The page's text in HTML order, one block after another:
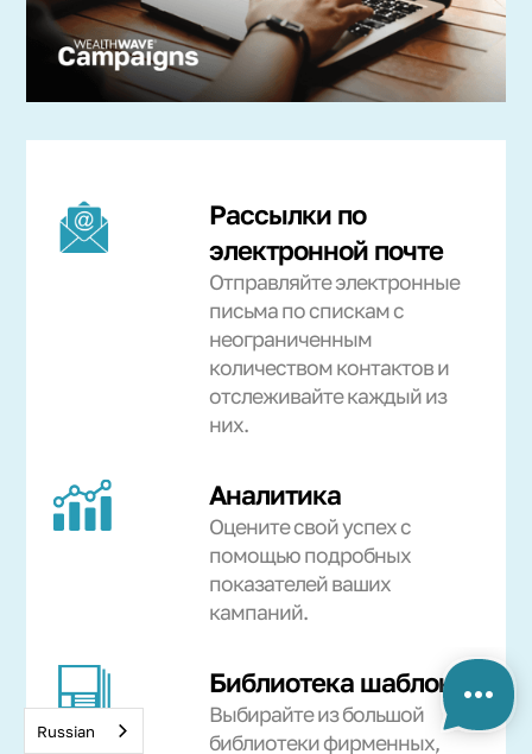
Рассылки по
электронной почте
Отправляйте электронные
письма по спискам с
неограниченным
количеством контактов и
отслеживайте каждый из
них.
Аналитика
Оцените свой успех с
помощью подробных
показателей ваших
кампаний.
Библиотека шаблонов
Выбирайте из большой
библиотеки фирменных,
Russian